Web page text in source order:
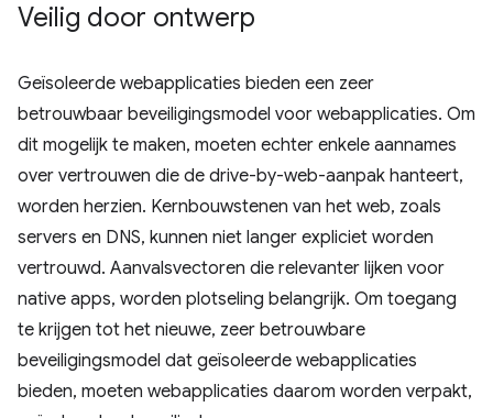
Veilig door ontwerp
Geïsoleerde webapplicaties bieden een zeer
betrouwbaar beveiligingsmodel voor webapplicaties. Om
dit mogelijk te maken, moeten echter enkele aannames
over vertrouwen die de drive-by-web-aanpak hanteert,
worden herzien. Kernbouwstenen van het web, zoals
servers en DNS, kunnen niet langer expliciet worden
vertrouwd. Aanvalsvectoren die relevanter lijken voor
native apps, worden plotseling belangrijk. Om toegang
te krijgen tot het nieuwe, zeer betrouwbare
beveiligingsmodel dat geïsoleerde webapplicaties
bieden, moeten webapplicaties daarom worden verpakt,